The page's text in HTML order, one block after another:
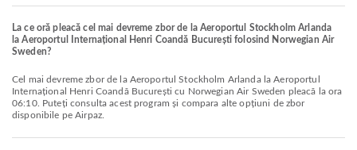
La ce oră pleacă cel mai devreme zbor de la Aeroportul Stockholm Arlanda
la Aeroportul Internațional Henri Coandă București folosind Norwegian Air
Sweden?
Cel mai devreme zbor de la Aeroportul Stockholm Arlanda la Aeroportul
Internațional Henri Coandă București cu Norwegian Air Sweden pleacă la ora
06:10. Puteți consulta acest program și compara alte opțiuni de zbor
disponibile pe Airpaz.